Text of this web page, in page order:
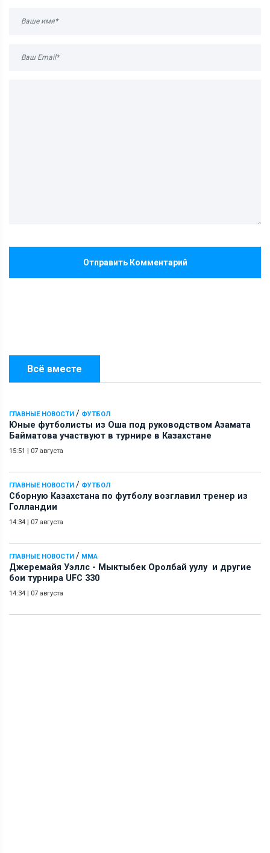
Всё вместе
ГЛАВНЫЕ НОВОСТИ / ФУТБОЛ
Юные футболисты из Оша под руководством Азамата
Байматова участвуют в турнире в Казахстане
15:51 | 07 августа
ГЛАВНЫЕ НОВОСТИ / ФУТБОЛ
Сборную Казахстана по футболу возглавил тренер из
Голландии
14:34 | 07 августа
ГЛАВНЫЕ НОВОСТИ / ММА
Джеремайя Уэллс - Мыктыбек Оролбай уулу и другие
бои турнира UFC 330
14:34 | 07 августа
Отправить Комментарий